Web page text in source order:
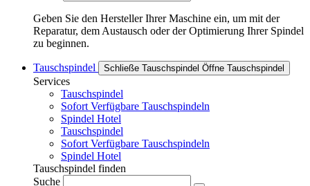
Geben Sie den Hersteller Ihrer Maschine ein, um mit der
Reparatur, dem Austausch oder der Optimierung Ihrer Spindel
zu beginnen.
Tauschspindel Schließe Tauschspindel Öffne Tauschspindel
Services
Tauschspindel
Sofort Verfügbare Tauschspindeln
Spindel Hotel
Tauschspindel
Sofort Verfügbare Tauschspindeln
Spindel Hotel
Tauschspindel finden
Suche